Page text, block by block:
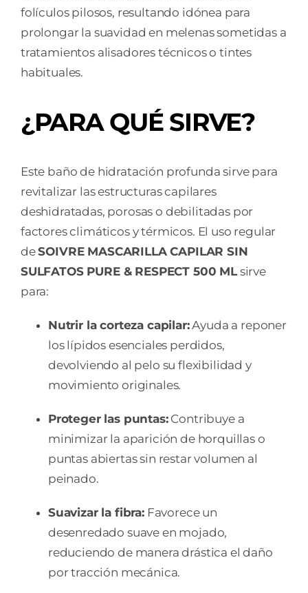
folículos pilosos, resultando idónea para
prolongar la suavidad en melenas sometidas a
tratamientos alisadores técnicos o tintes
habituales.
¿PARA QUÉ SIRVE?
Este baño de hidratación profunda sirve para
revitalizar las estructuras capilares
deshidratadas, porosas o debilitadas por
factores climáticos y térmicos. El uso regular
deSOIVRE MASCARILLA CAPILAR SIN
SULFATOS PURE & RESPECT 500 MLsirve
para:
Nutrir la corteza capilar:Ayuda a reponer
los lípidos esenciales perdidos,
devolviendo al pelo su flexibilidad y
movimiento originales.
Proteger las puntas:Contribuye a
minimizar la aparición de horquillas o
puntas abiertas sin restar volumen al
peinado.
Suavizar la fibra:Favorece un
desenredado suave en mojado,
reduciendo de manera drástica el daño
por tracción mecánica.